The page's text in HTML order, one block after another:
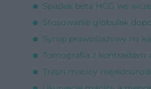
Spadek beta HCG we
Stosowanie globulek
Syrop prawoślazowy na
Tomografia z kontrastem
Trzon macicy